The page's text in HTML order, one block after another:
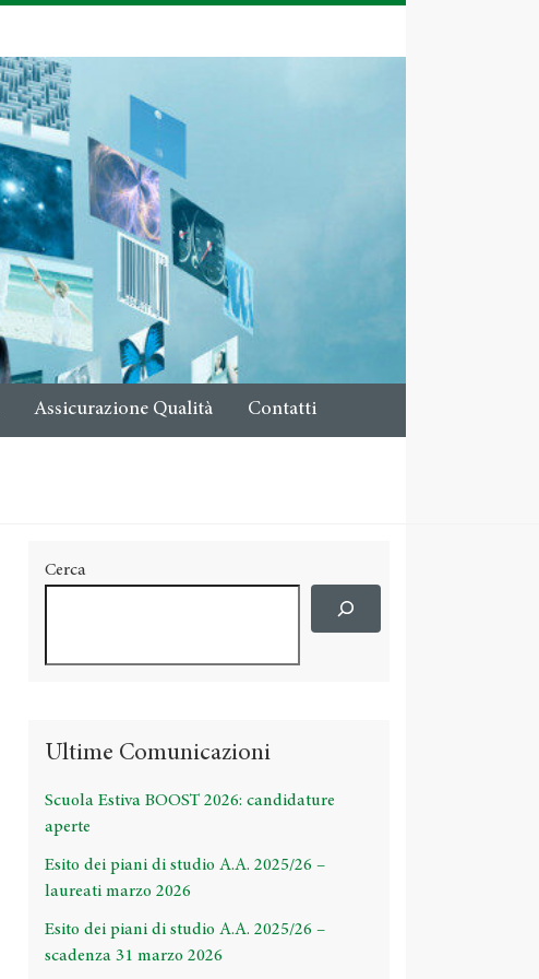
Assicurazione Qualità Contatti
Cerca
Ultime Comunicazioni
Scuola Estiva BOOST 2026: candidature
aperte
Esito dei piani di studio A.A. 2025/26 –
laureati marzo 2026
Esito dei piani di studio A.A. 2025/26 –
scadenza 31 marzo 2026